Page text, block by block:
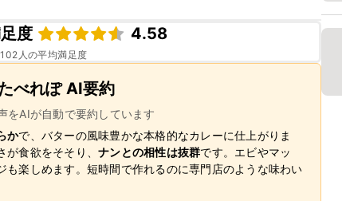
度
4.58
102 人の平均満足度
べれぽ AI要約
をAIが自動で要約しています
かで、バターの風味豊かな本格的なカレーに仕上がりま
食欲をそそり、 ナンとの相性は抜群です。エビやマッ
楽しめます。短時間で作れるのに専門店のような味わい